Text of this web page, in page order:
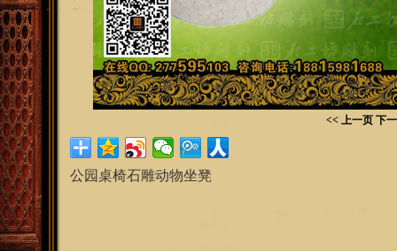
<< 上一页 下
公园桌椅石雕动物坐凳